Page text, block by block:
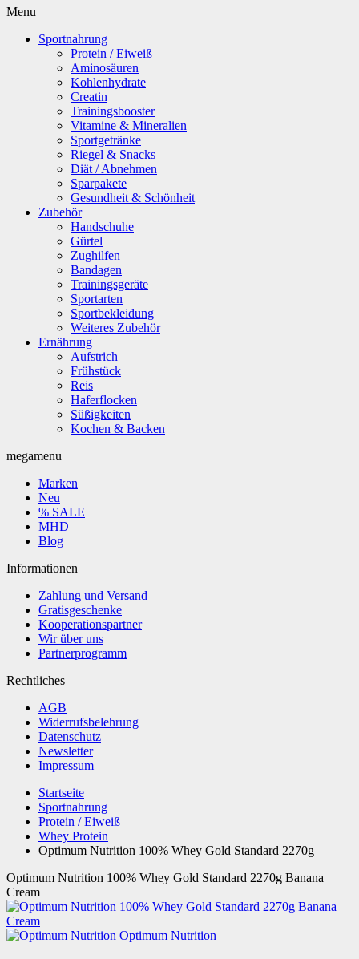
Menu
Sportnahrung
Protein / Eiweiß
Aminosäuren
Kohlenhydrate
Creatin
Trainingsbooster
Vitamine & Mineralien
Sportgetränke
Riegel & Snacks
Diät / Abnehmen
Sparpakete
Gesundheit & Schönheit
Zubehör
Handschuhe
Gürtel
Zughilfen
Bandagen
Trainingsgeräte
Sportarten
Sportbekleidung
Weiteres Zubehör
Ernährung
Aufstrich
Frühstück
Reis
Haferflocken
Süßigkeiten
Kochen & Backen
megamenu
Marken
Neu
% SALE
MHD
Blog
Informationen
Zahlung und Versand
Gratisgeschenke
Kooperationspartner
Wir über uns
Partnerprogramm
Rechtliches
AGB
Widerrufsbelehrung
Datenschutz
Newsletter
Impressum
Startseite
Sportnahrung
Protein / Eiweiß
Whey Protein
Optimum Nutrition 100% Whey Gold Standard 2270g
Optimum Nutrition 100% Whey Gold Standard 2270g Banana
Cream
Optimum Nutrition